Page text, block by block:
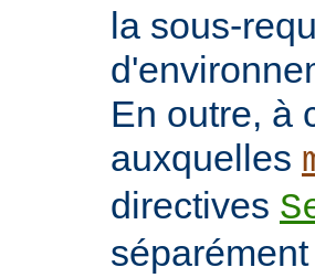
la sous-
En outre, à
auxquelles
directives